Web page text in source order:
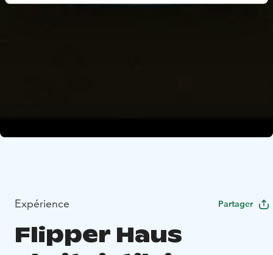
Expérience Partager
Flipper Haus